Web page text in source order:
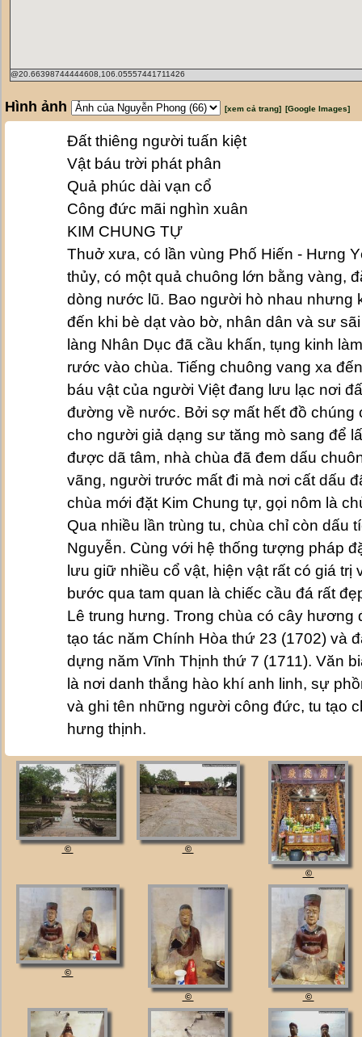
@20.66398744444608,106.05557441711426
Hình ảnh [xem cả trang] [Google Images]
Đất thiêng người tuấn kiệt
Vật báu trời phát phân
Quả phúc dài vạn cổ
Công đức mãi nghìn xuân
KIM CHUNG TỰ
Thuở xưa, có lần vùng Phố Hiến - Hưng
thủy, có một quả chuông lớn bằng vàng,
dòng nước lũ. Bao người hò nhau nhưng
đến khi bè dạt vào bờ, nhân dân và sư
làng Nhân Dục đã cầu khấn, tụng kinh
rước vào chùa. Tiếng chuông vang xa
báu vật của người Việt đang lưu lạc nơi
đường về nước. Bởi sợ mất hết đồ
cho người giả dạng sư tăng mò sang để
được dã tâm, nhà chùa đã đem dấu
vãng, người trước mất đi mà nơi cất dấu
chùa mới đặt Kim Chung tự, gọi nôm là
Qua nhiều lần trùng tu, chùa chỉ còn dấu
Nguyễn. Cùng với hệ thống tượng pháp
lưu giữ nhiều cổ vật, hiện vật rất có giá trị
bước qua tam quan là chiếc cầu đá rất
Lê trung hưng. Trong chùa có cây hương
tạo tác năm Chính Hòa thứ 23 (1702) và
dựng năm Vĩnh Thịnh thứ 7 (1711). Văn
là nơi danh thắng hào khí anh linh, sự
và ghi tên những người công đức, tu tạo
hưng thịnh.
© ©
©
©
© ©